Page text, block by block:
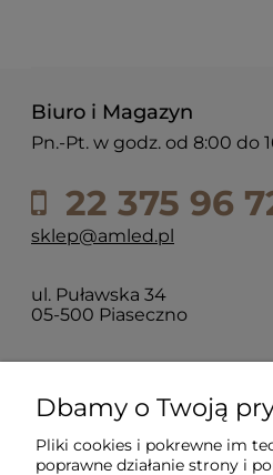
Biuro i Magazyn
Pn.-Pt. w godz. od 8:00 do
22 375 96
sklep@amled.pl
ul. Puławska 34
05-500 Piaseczno
Dla klientów
Informacje
Dbamy o Twoją
Pliki cookies i pokrewne im
poprawne działanie strony i